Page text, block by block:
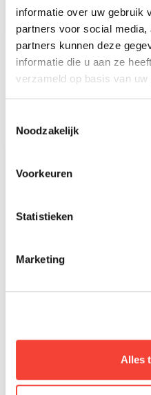
informatie over uw gebruik
partners voor social
partners kunnen deze
informatie die u aan ze
verzameld op basis van
Noodzakelijk
Voorkeuren
Statistieken
Marketing
Alles
Ruim 1000+ scooters op
Lening op afbetaling